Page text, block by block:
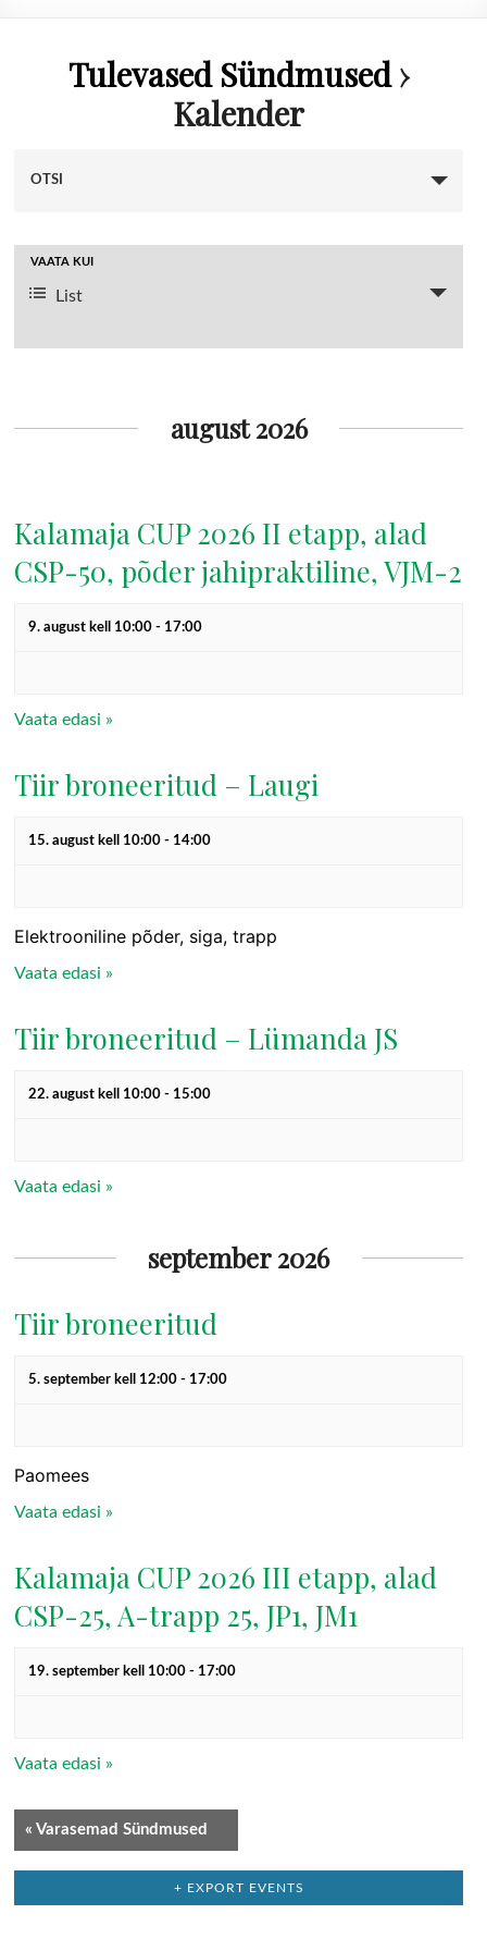
Tulevased Sündmused›
Kalender
n
d
u
e
e
a
a
d
V
w
s
N
a
v
a
o
OTSI
ü
n
V
i
e
w
a
i
g
i
o
VAATA KUI
List
august 2026
Kalamaja CUP 2026 II etapp, alad
CSP-50, põder jahipraktiline, VJM-2
9. august kell 10:00 - 17:00
Vaata edasi »
Tiir broneeritud – Laugi
15. august kell 10:00 - 14:00
Elektrooniline põder, siga, trapp
Vaata edasi »
Tiir broneeritud – Lümanda JS
22. august kell 10:00 - 15:00
Vaata edasi »
september 2026
Tiir broneeritud
5. september kell 12:00 - 17:00
Paomees
Vaata edasi »
Kalamaja CUP 2026 III etapp, alad
CSP-25, A-trapp 25, JP1, JM1
19. september kell 10:00 - 17:00
Vaata edasi »
« Varasemad Sündmused
+ EXPORT EVENTS